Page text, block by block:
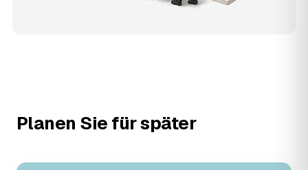
Planen Sie für später